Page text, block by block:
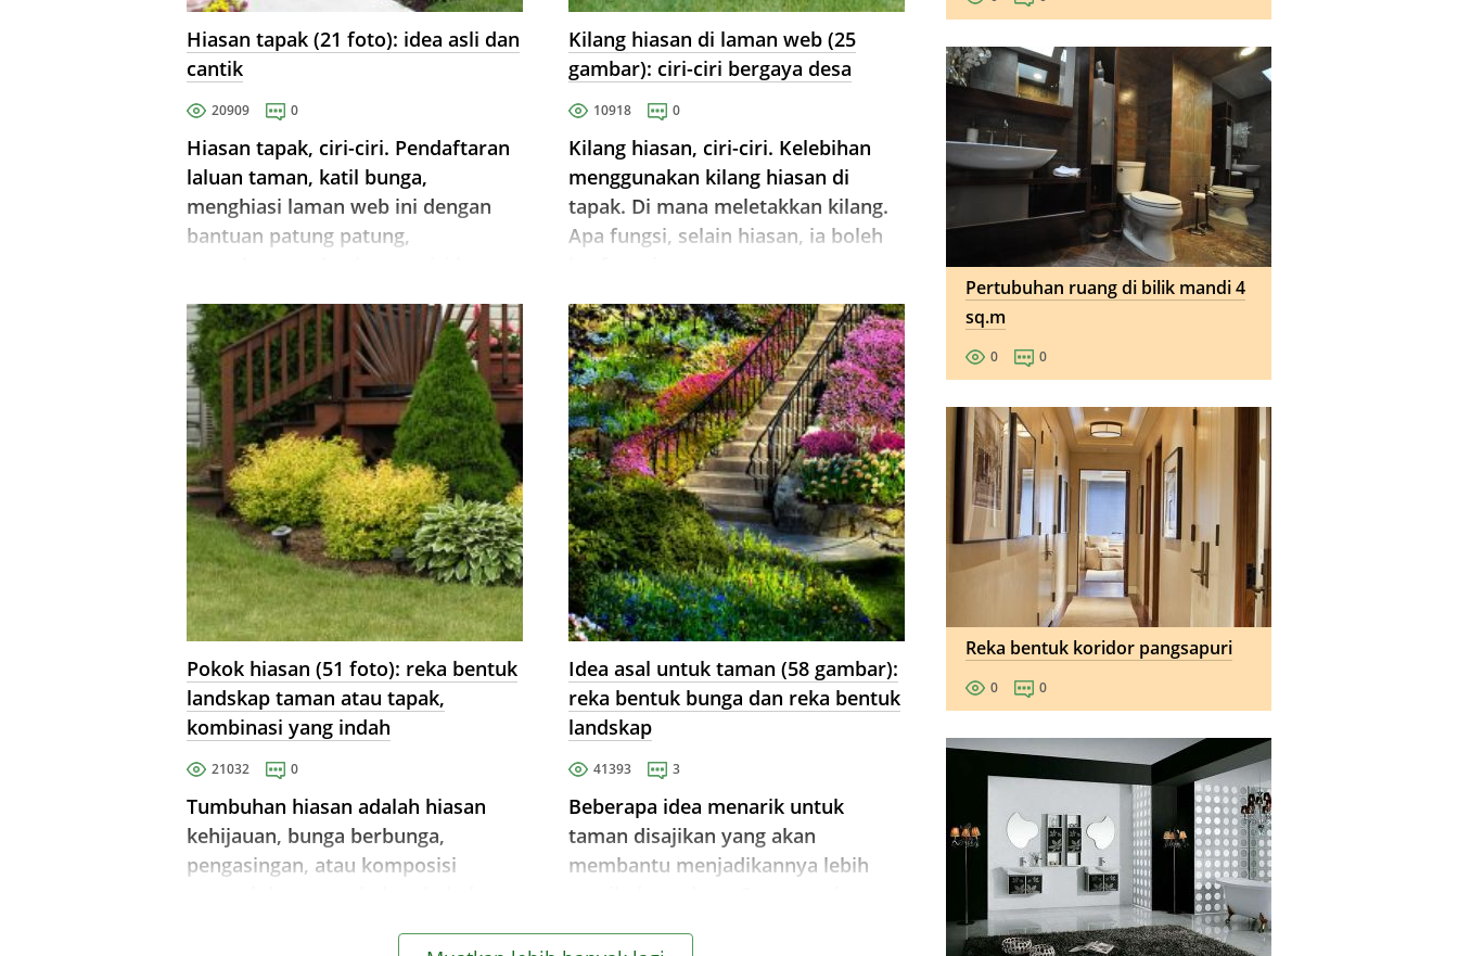
Hiasan tapak (21 foto): idea asli dan
cantik
20909 0
Hiasan tapak, ciri-ciri. Pendaftaran
laluan taman, katil bunga,
menghiasi laman web ini dengan
bantuan patung patung,
Kilang hiasan di laman web (25
gambar): ciri-ciri bergaya desa
10918 0
Kilang hiasan, ciri-ciri. Kelebihan
menggunakan kilang hiasan di
tapak. Di mana meletakkan kilang.
Apa fungsi, selain hiasan, ia boleh
Pokok hiasan (51 foto): reka bentuk
landskap taman atau tapak,
kombinasi yang indah
21032 0
Tumbuhan hiasan adalah hiasan
kehijauan, bunga berbunga,
pengasingan, atau komposisi
Idea asal untuk taman (58 gambar):
reka bentuk bunga dan reka bentuk
landskap
41393 3
Beberapa idea menarik untuk
taman disajikan yang akan
membantu menjadikannya lebih
Pertubuhan ruang di bilik mandi 4
sq.m
0 0
Reka bentuk koridor pangsapuri
0 0